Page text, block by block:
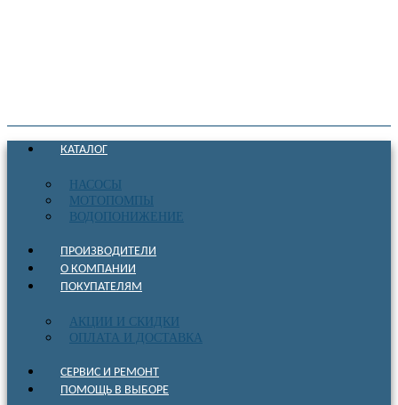
КАТАЛОГ
НАСОСЫ
МОТОПОМПЫ
ВОДОПОНИЖЕНИЕ
ПРОИЗВОДИТЕЛИ
О КОМПАНИИ
ПОКУПАТЕЛЯМ
АКЦИИ И СКИДКИ
ОПЛАТА И ДОСТАВКА
СЕРВИС И РЕМОНТ
ПОМОЩЬ В ВЫБОРЕ